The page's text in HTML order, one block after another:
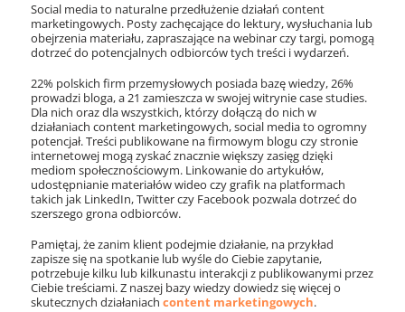
Social media to naturalne przedłużenie działań content
marketingowych. Posty zachęcające do lektury, wysłuchania lub
obejrzenia materiału, zapraszające na webinar czy targi, pomogą
dotrzeć do potencjalnych odbiorców tych treści i wydarzeń.
22% polskich firm przemysłowych posiada bazę wiedzy, 26%
prowadzi bloga, a 21 zamieszcza w swojej witrynie case studies.
Dla nich oraz dla wszystkich, którzy dołączą do nich w
działaniach content marketingowych, social media to ogromny
potencjał. Treści publikowane na firmowym blogu czy stronie
internetowej mogą zyskać znacznie większy zasięg dzięki
mediom społecznościowym. Linkowanie do artykułów,
udostępnianie materiałów wideo czy grafik na platformach
takich jak LinkedIn, Twitter czy Facebook pozwala dotrzeć do
szerszego grona odbiorców.
Pamiętaj, że zanim klient podejmie działanie, na przykład
zapisze się na spotkanie lub wyśle do Ciebie zapytanie,
potrzebuje kilku lub kilkunastu interakcji z publikowanymi przez
Ciebie treściami. Z naszej bazy wiedzy dowiedz się więcej o
skutecznych działaniach content marketingowych.